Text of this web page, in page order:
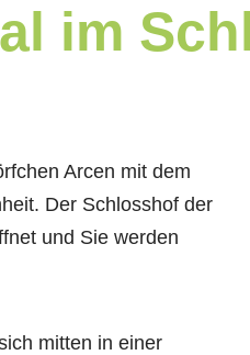
im
Arcen mit dem
Der Schlosshof der
und Sie werden
mitten in einer